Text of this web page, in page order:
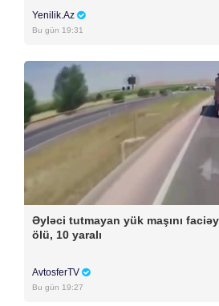
Yenilik.Az
Bu gün 19:31
Əyləci tutmayan yük maşını
ölü, 10 yaralı
AvtosferTV
Bu gün 19:27